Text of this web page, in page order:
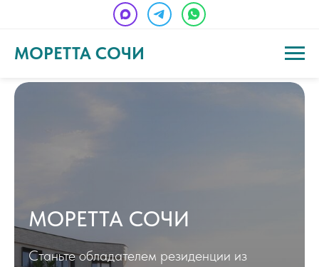
МОРЕТТА СОЧИ
МОРЕТТА СОЧИ
Станьте обладателем резиденции из